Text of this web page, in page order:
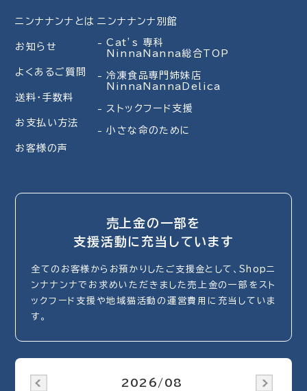
ニンナナンナとは
お知らせ
よくあるご質問
送料・手数料
お支払い方法
お客様の声
ニンナナンナ別館
Cat’s 専科
NinnaNanna総合TOP
冷凍食品専門姉妹店
NinnaNannaDelica
ストックフード支援
小さな命のために
売上金の一部を
支援活動に充当しています
全てのお客様からお預かりしたご支援金として、Shopニ
ンナナンナでお求めいただきました売上金の一部をスト
ックフード支援や地域猫活動の運営費用に充当していま
す。
2026/08